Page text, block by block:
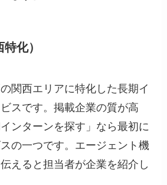
化）
関西エリアに特化した長期イ
スです。掲載企業の質が高
ンターンを探す」なら最初に
の一つです。エージェント機
えると担当者が企業を紹介し